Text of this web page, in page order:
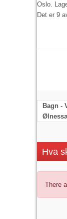
Oslo.
Det er 9
Bagn -
Hva
There